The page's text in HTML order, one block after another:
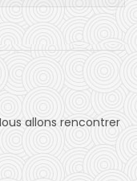
allons rencontrer